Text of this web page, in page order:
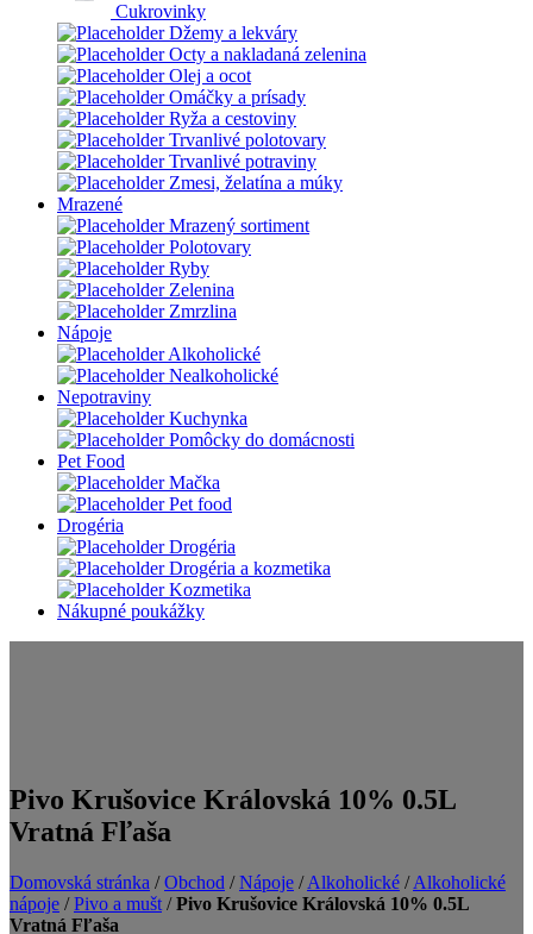
Cukrovinky
Džemy a lekváry
Octy a nakladaná zelenina
Olej a ocot
Omáčky a prísady
Ryža a cestoviny
Trvanlivé polotovary
Trvanlivé potraviny
Zmesi, želatína a múky
Mrazené
Mrazený sortiment
Polotovary
Ryby
Zelenina
Zmrzlina
Nápoje
Alkoholické
Nealkoholické
Nepotraviny
Kuchynka
Pomôcky do domácnosti
Pet Food
Mačka
Pet food
Drogéria
Drogéria
Drogéria a kozmetika
Kozmetika
Nákupné poukážky
Pivo Krušovice Královská 10% 0.5L
Vratná Fľaša
Domovská stránka /Obchod /Nápoje /Alkoholické /Alkoholické
nápoje /Pivo a mušt /Pivo Krušovice Královská 10% 0.5L
Vratná Fľaša